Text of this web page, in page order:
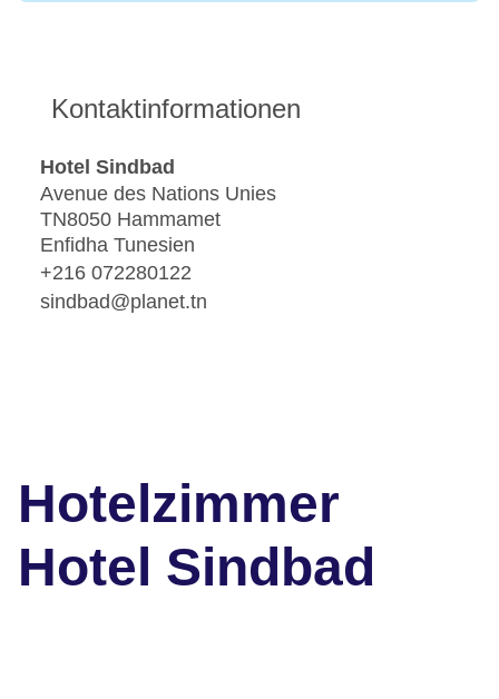
Kontaktinformationen
Hotel Sindbad
Avenue des Nations Unies
TN8050 Hammamet
Enfidha Tunesien
+216 072280122
sindbad@planet.tn
Hotelzimmer
Hotel Sindbad